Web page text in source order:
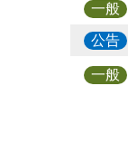
一般
公告
一般